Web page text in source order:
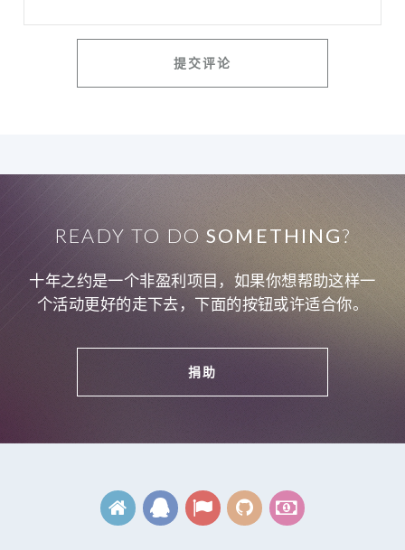
READY TO DOSOMETHING?
十年之约是一个非盈利项目，如果你想帮助这样一
个活动更好的走下去，下面的按钮或许适合你。
捐助